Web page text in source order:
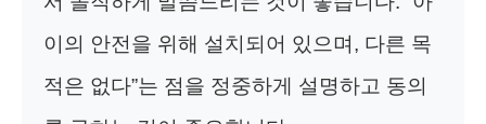
이의 안전을 위해 설치되어 있으며, 다른 목
적은 없다”는 점을 정중하게 설명하고 동의